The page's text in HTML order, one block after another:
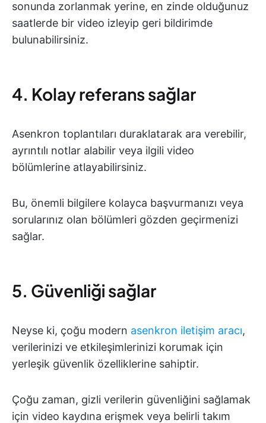
sonunda zorlanmak yerine, en zinde olduğunuz
saatlerde bir video izleyip geri bildirimde
bulunabilirsiniz.
4. Kolay referans sağlar
Asenkron toplantıları duraklatarak ara verebilir,
ayrıntılı notlar alabilir veya ilgili video
bölümlerine atlayabilirsiniz.
Bu, önemli bilgilere kolayca başvurmanızı veya
sorularınız olan bölümleri gözden geçirmenizi
sağlar.
5. Güvenliği sağlar
Neyse ki, çoğu modern asenkron iletişim aracı,
verilerinizi ve etkileşimlerinizi korumak için
yerleşik güvenlik özelliklerine sahiptir.
Çoğu zaman, gizli verilerin güvenliğini sağlamak
için video kaydına erişmek veya belirli takım